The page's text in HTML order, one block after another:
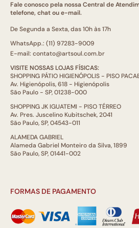
Fale conosco pela nossa Central de
telefone, chat ou e-mail.
De Segunda a Sexta, das 10h às 17h
WhatsApp.: (11) 97283-9009
E-mail: contato@artsoul.com.br
VISITE NOSSAS LOJAS FÍSICAS:
SHOPPING PÁTIO HIGIENÓPOLIS - PISO
Av. Higienópolis, 618 - Higienópolis
São Paulo - SP, 01238-000
SHOPPING JK IGUATEMI - PISO TÉRREO
Av. Pres. Juscelino Kubitschek, 2041
São Paulo, SP, 04543-011
ALAMEDA GABRIEL
Alameda Gabriel Monteiro da Silva, 1899
São Paulo, SP, 01441-002
FORMAS DE PAGAMENTO